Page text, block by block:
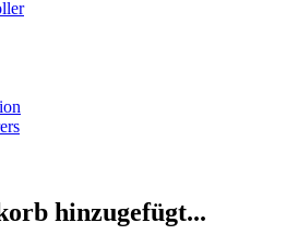
hinzugefügt...